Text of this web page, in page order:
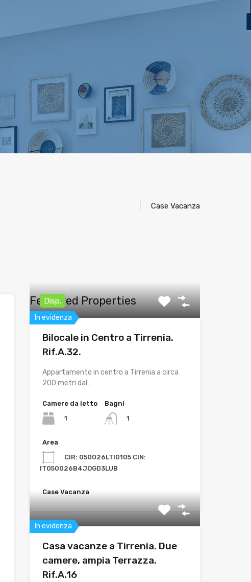
Vendita
Case Vacanza
Featured Properties
In evidenza
Disp.
Bilocale in Centro a Tirrenia.
Rif.A.32.
Appartamento in centro a Tirrenia a circa
200 metri dal…
Camere da letto
1
Bagni
1
Area
CIR: 050026LTI0105 CIN:
IT050026B4JOGD3LUB
Case Vacanza
In evidenza
Casa vacanze a Tirrenia. Due
camere, ampia Terrazza.
Rif.A.16